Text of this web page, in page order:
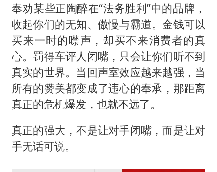
奉劝某些正陶醉在“法务胜利”中的品牌，
收起你们的无知、傲慢与霸道。金钱可以
买来一时的噤声，却买不来消费者的真
心。罚得车评人闭嘴，只会让你们听不到
真实的世界。当回声室效应越来越强，当
所有的赞美都变成了违心的奉承，那距离
真正的危机爆发，也就不远了。
真正的强大，不是让对手闭嘴，而是让对
手无话可说。